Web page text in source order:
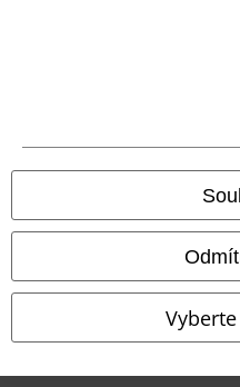
Odstoupení od smlouvy
Všechny ceny jsou včetně DPH,
© 1986-2026 EMP Merchandising